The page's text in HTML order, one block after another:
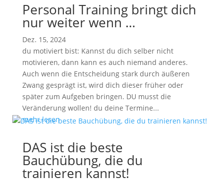
Personal Training bringt dich
nur weiter wenn …
Dez. 15, 2024
du motiviert bist: Kannst du dich selber nicht
motivieren, dann kann es auch niemand anderes.
Auch wenn die Entscheidung stark durch äußeren
Zwang gesprägt ist, wird dich dieser früher oder
später zum Aufgeben bringen. DU musst die
Veränderung wollen! du deine Termine...
mehr lesen
DAS ist die beste
Bauchübung, die du
trainieren kannst!